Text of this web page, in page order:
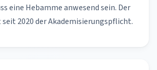
eine Hebamme anwesend sein. Der
2020 der Akademisierungspflicht.